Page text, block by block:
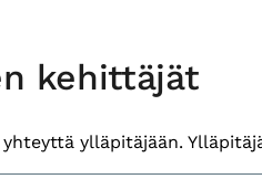
kehittäjät
ylläpitäjään.